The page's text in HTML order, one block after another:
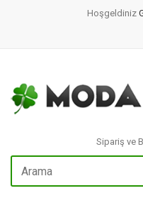
Hoşgeldiniz
Sipariş ve